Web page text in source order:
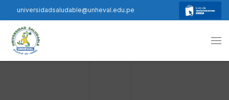
universidadsaludable@unheval.edu.pe